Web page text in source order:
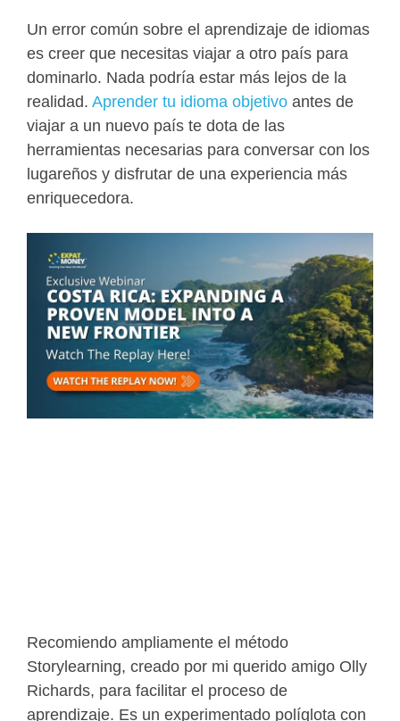
Un error común sobre el aprendizaje de idiomas
es creer que necesitas viajar a otro país para
dominarlo. Nada podría estar más lejos de la
realidad. Aprender tu idioma objetivo antes de
viajar a un nuevo país te dota de las
herramientas necesarias para conversar con los
lugareños y disfrutar de una experiencia más
enriquecedora.
Recomiendo ampliamente el método
Storylearning, creado por mi querido amigo Olly
Richards, para facilitar el proceso de
aprendizaje. Es un experimentado políglota con